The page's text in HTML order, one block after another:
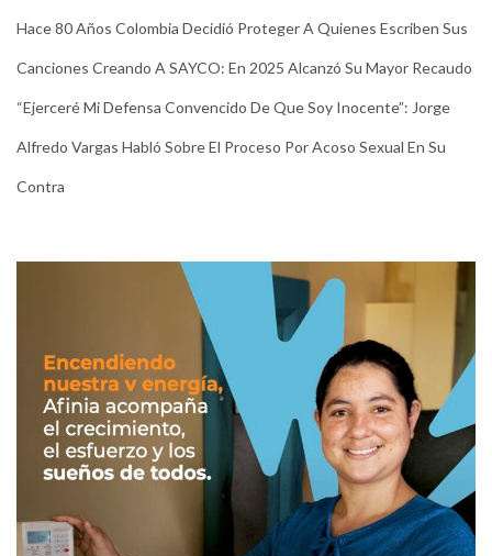
Hace 80 Años Colombia Decidió Proteger A Quienes Escriben Sus
Canciones Creando A SAYCO: En 2025 Alcanzó Su Mayor Recaudo
“Ejerceré Mi Defensa Convencido De Que Soy Inocente”: Jorge
Alfredo Vargas Habló Sobre El Proceso Por Acoso Sexual En Su
Contra